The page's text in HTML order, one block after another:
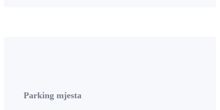
Parking mjesta